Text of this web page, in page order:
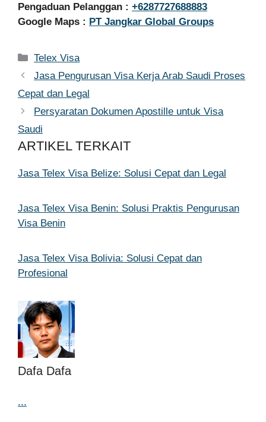
Pengaduan Pelanggan : +6287727688883
Google Maps : PT Jangkar Global Groups
Kategori
Telex Visa
Jasa Pengurusan Visa Kerja Arab Saudi Proses
Cepat dan Legal
Persyaratan Dokumen Apostille untuk Visa
Saudi
ARTIKEL TERKAIT
Jasa Telex Visa Belize: Solusi Cepat dan Legal
Jasa Telex Visa Benin: Solusi Praktis Pengurusan
Visa Benin
Jasa Telex Visa Bolivia: Solusi Cepat dan
Profesional
Dafa Dafa
...